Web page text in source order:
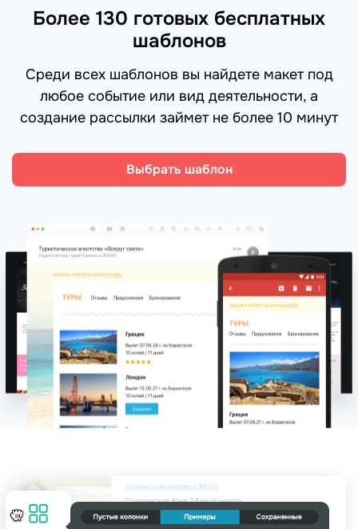
Более 130 готовых бесплатных
шаблонов
Среди всех шаблонов вы найдете макет под
любое событие или вид деятельности, а
создание рассылки займет не более 10 минут
Выбрать шаблон